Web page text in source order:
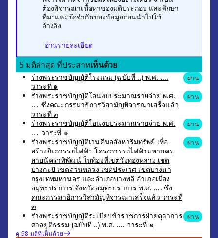
ต้องพิจารณาเนื้อหาของมติประกอบ และศึกษา
ที่มาและข้อจำกัดของข้อมูลก่อนนำไปใช้
อ้างอิง
อ่านรายละเอียด
5 มติล่าสุด ที่ประสาทเห็นด้วย
ร่างพระราชบัญญัติโรงแรม (ฉบับที่ ..) พ.ศ. ....
วาระที่ ๑
ผ่าน
ร่างพระราชบัญญัติโอนงบประมาณรายจ่าย พ.ศ.
.... ซึ่งคณะกรรมาธิการวิสามัญพิจารณาเสร็จแล้ว
วาระที่ ๓
ผ่าน
ร่างพระราชบัญญัติโอนงบประมาณรายจ่าย พ.ศ.
.... วาระที่ ๑
ผ่าน
ร่างพระราชบัญญัติเวนคืนอสังหาริมทรัพย์ เพื่อ
สร้างกิจการรถไฟฟ้า โครงการรถไฟฟ้ามหานคร
สายนัคราพิพัฒน์ ในท้องที่เขตวังทองหลาง เขต
บางกะปิ เขตสวนหลวง เขตประเวศ เขตบางนา
กรุงเทพมหานคร และอำเภอบางพลี อำเภอเมือง
สมุทรปราการ จังหวัดสมุทรปราการ พ.ศ. .... ซึ่ง
คณะกรรมาธิการวิสามัญพิจารณาเสร็จแล้ว วาระที่
๓
ผ่าน
ร่างพระราชบัญญัติระเบียบข้าราชการฝ่ายตุลาการ
ศาลยุติธรรม (ฉบับที่ ..) พ.ศ. .... วาระที่ ๑
ผ่าน
ดู 98 มติที่เห็นด้วย